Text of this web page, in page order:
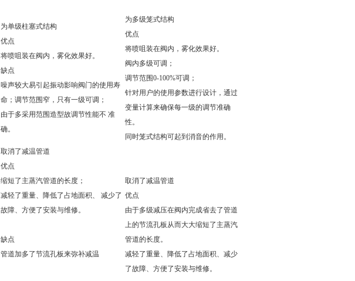
为单级柱塞式结构
优点
将喷咀装在阀内，雾化效果好。
缺点
噪声较大易引起振动影响阀门的使用寿
命；调节范围窄，只有一级可调；
由于多采用范围造型故调节性能不 准
确。
为多级笼式结构
优点
将喷咀装在阀内，雾化效果好。
阀内多级可调；
调节范围0-100%可调；
针对用户的使用参数进行设计，通过
变量计算来确保每一级的调节准确
性。
同时笼式结构可起到消音的作用。
取消了减温管道
优点
缩短了主蒸汽管道的长度；
减轻了重量、降低了占地面积、 减少了
故障、方便了安装与维修。
缺点
管道加多了节流孔板来弥补减温
取消了减温管道
优点
由于多级减压在阀内完成省去了管道
上的节流孔板从而大大缩短了主蒸汽
管道的长度。
减轻了重量、降低了占地面积、减少
了故障、方便了安装与维修。